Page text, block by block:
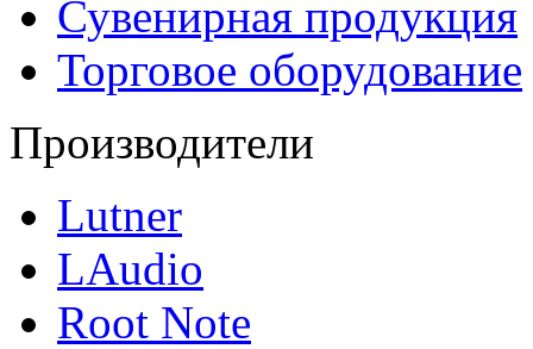
Сувенирная продукция
Торговое оборудование
Производители
Lutner
LAudio
Root Note